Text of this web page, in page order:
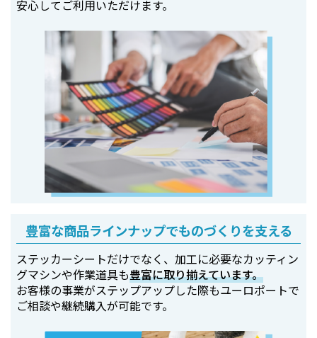
安心してご利用いただけます。
豊富な商品ラインナップでものづくりを支える
ステッカーシートだけでなく、加工に必要なカッティン
グマシンや作業道具も豊富に取り揃えています。
お客様の事業がステップアップした際もユーロポートで
ご相談や継続購入が可能です。